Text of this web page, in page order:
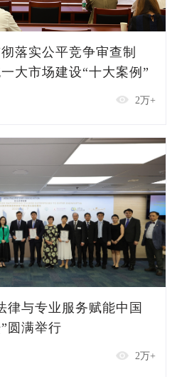
落实公平竞争审查制
大市场建设“十大案例”
2万+
律与专业服务赋能中国
圆满举行
2万+